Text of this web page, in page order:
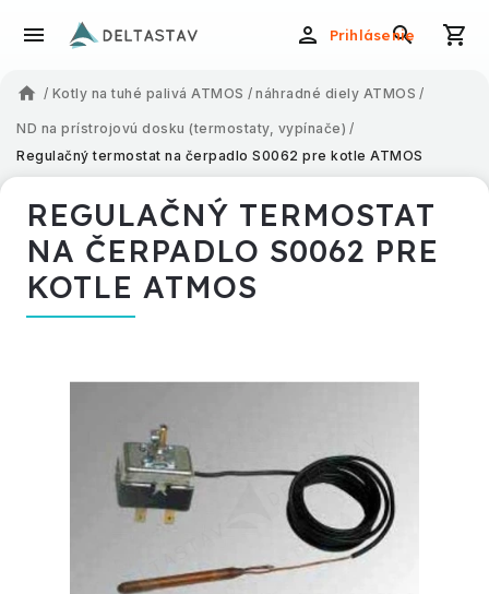
Prihlásenie
/ Kotly na tuhé palivá ATMOS / náhradné diely ATMOS /
ND na prístrojovú dosku (termostaty, vypínače) /
Regulačný termostat na čerpadlo S0062 pre kotle ATMOS
REGULAČNÝ TERMOSTAT
NA ČERPADLO S0062 PRE
KOTLE ATMOS